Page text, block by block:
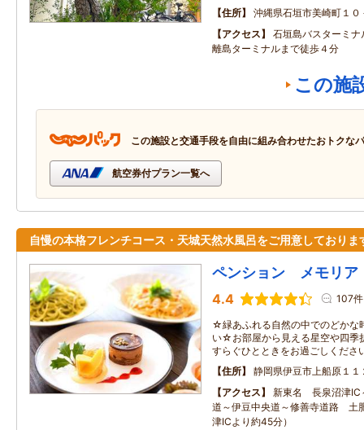
住所
沖縄県石垣市美崎町１０
アクセス
石垣島バスターミ
離島ターミナルまで徒歩４分
この施
この施設と交通手段を自由に組み合わせたおトクな
航空券付プラン一覧へ
自慢の本格フレンチコース・天城天然水風呂をご用意しておりま
ペンション メモリア
4.4 107件
☆緑あふれる自然の中でのどかな
い☆お部屋から見える星空や四季
すらぐひとときをお過ごしくださ
住所
静岡県伊豆市上船原１１
アクセス
新東名 長泉沼津IC
道～伊豆中央道～修善寺道路 土
津ICより約45分）